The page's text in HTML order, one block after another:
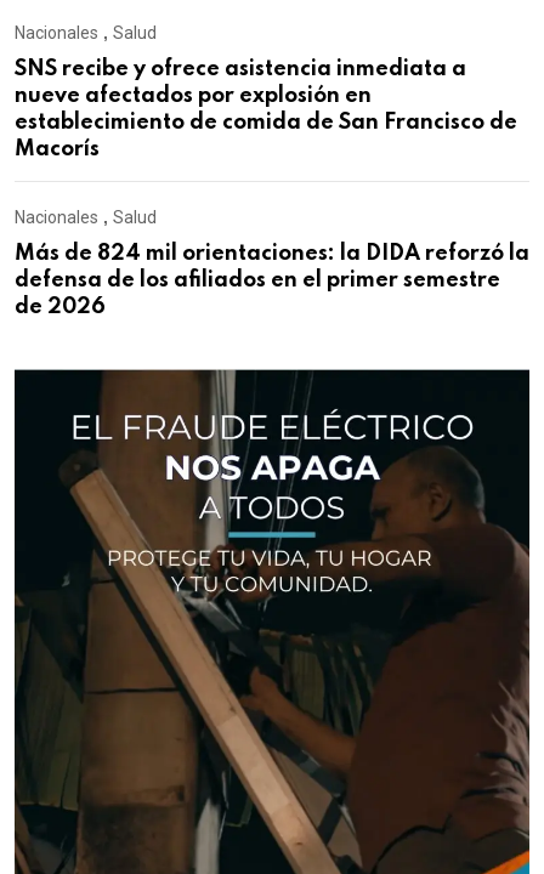
Nacionales , Salud
SNS recibe y ofrece asistencia inmediata a
nueve afectados por explosión en
establecimiento de comida de San Francisco de
Macorís
Nacionales , Salud
Más de 824 mil orientaciones: la DIDA reforzó la
defensa de los afiliados en el primer semestre
de 2026